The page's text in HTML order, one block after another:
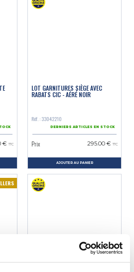
€ TTC
LOT GARNITURES SIÈGE AVEC
RABATS CIC - AÉRÉ NOIR
Réf. : 33042210
DERNIERS ARTICLES EN STOCK
Prix 295.00 € TTC
AJOUTER AU PANIER